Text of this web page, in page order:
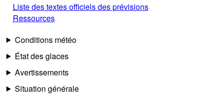
Liste des textes officiels des prévisions
Ressources
Conditions météo
État des glaces
Avertissements
Situation générale